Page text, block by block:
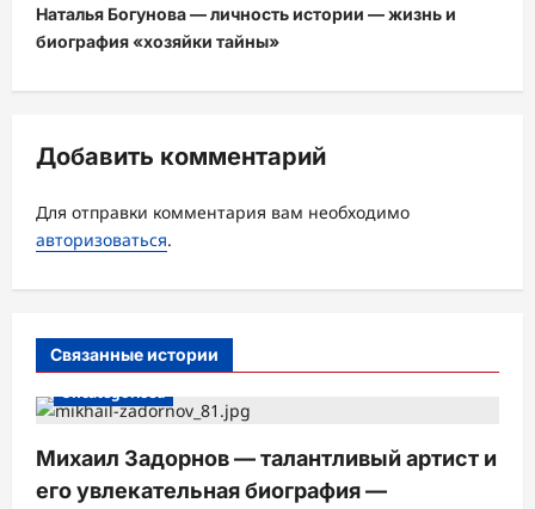
г
а
ц
я
з
а
и
Наталья Богунова — личность истории — жизнь и
биография «хозяйки тайны»
Добавить комментарий
Для отправки комментария вам необходимо
авторизоваться.
Связанные истории
Uncategorised
Михаил Задорнов — талантливый артист и
его увлекательная биография —